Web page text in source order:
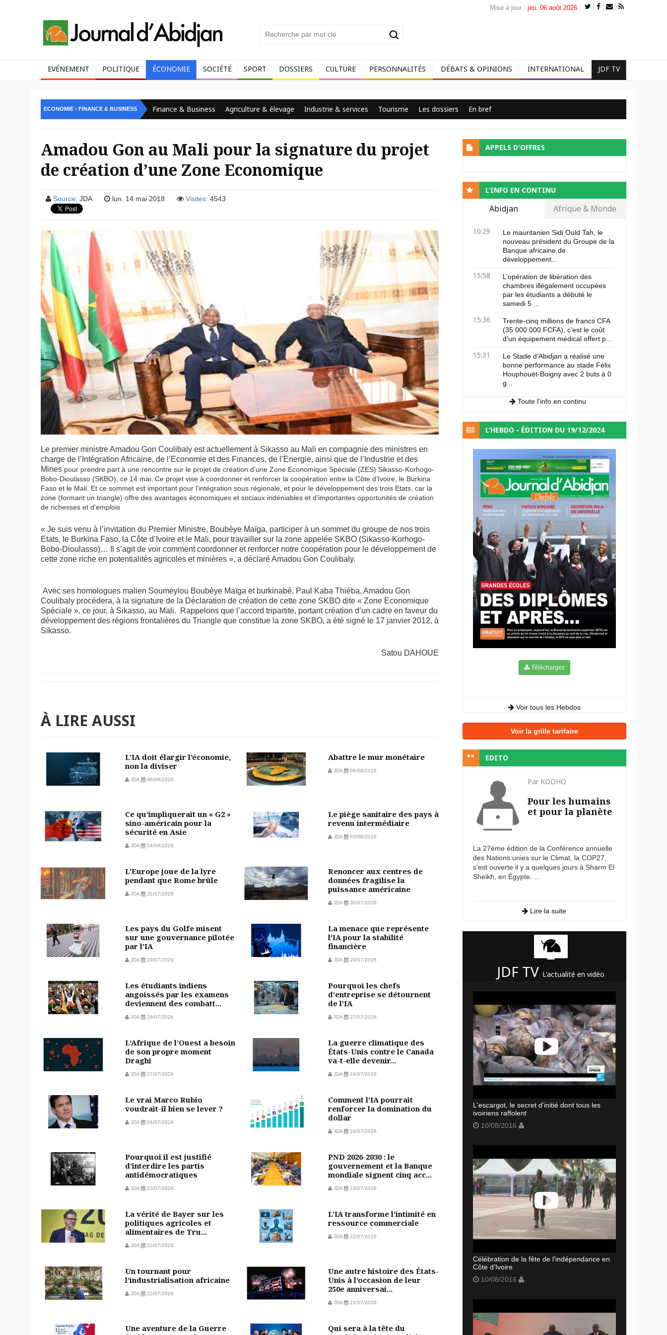
Mise à jour : jeu. 06 août 2026
EVÉNEMENT POLITIQUE ÉCONOMIE SOCIÉTÉ SPORT DOSSIERS CULTURE PERSONNALITÉS DÉBATS & OPINIONS INTERNATIONAL JDF TV
ECONOMIE FINANCE & BUSINESS Finance & Business Agriculture & élevage Industrie & services Tourisme Les dossiers En bref
Amadou Gon au Mali pour la signature du projet
de création d’une Zone Economique
Source: JDA lun. 14 mai 2018 Visites: 4543
Le premier ministre Amadou Gon Coulibaly est actuellement à Sikasso au Mali en compagnie des ministres en
charge de l’Intégration Africaine, de l’Economie et des Finances, de l’Energie, ainsi que de l’Industrie et des
Mines pour prendre part à une rencontre sur le projet de création d’une Zone Economique Spéciale (ZES) Sikasso-Korhogo-
Bobo-Dioulasso (SKBO), ce 14 mai. Ce projet vise à coordonner et renforcer la coopération entre la Côte d’Ivoire, le Burkina
Faso et le Mali. Et ce sommet est important pour l’intégration sous régionale, et pour le développement des trois Etats, car la
zone (formant un triangle) offre des avantages économiques et sociaux indéniables et d’importantes opportunités de création
de richesses et d’emplois
« Je suis venu à l’invitation du Premier Ministre, Boubèye Maïga, participer à un sommet du groupe de nos trois
Etats, le Burkina Faso, la Côte d’Ivoire et le Mali, pour travailler sur la zone appelée SKBO (Sikasso-Korhogo-
Bobo-Dioulasso)… Il s’agit de voir comment coordonner et renforcer notre coopération pour le développement de
cette zone riche en potentialités agricoles et minières », a déclaré Amadou Gon Coulibaly.
Avec ses homologues malien Soumeylou Boubèye Maïga et burkinabé, Paul Kaba Thiéba, Amadou Gon
Coulibaly procédera, à la signature de la Déclaration de création de cette zone SKBO dite « Zone Economique
Spéciale », ce jour, à Sikasso, au Mali. Rappelons que l’accord tripartite, portant création d’un cadre en faveur du
développement des régions frontalières du Triangle que constitue la zone SKBO, a été signé le 17 janvier 2012, à
Sikasso.
Satou DAHOUE
À LIRE AUSSI
L’IA doit élargir l’économie,
non la diviser
JDA 06/08/2026
Abattre le mur monétaire
JDA 06/08/2026
Ce qu’impliquerait un « G2 »
sino-américain pour la
sécurité en Asie
JDA 04/08/2026
Le piège sanitaire des pays à
revenu intermédiaire
JDA 03/08/2026
L'Europe joue de la lyre
pendant que Rome brûle
JDA 31/07/2026
Renoncer aux centres de
données fragilise la
puissance américaine
JDA 30/07/2026
Les pays du Golfe misent
sur une gouvernance pilotée
par l’IA
JDA 29/07/2026
La menace que représente
l'IA pour la stabilité
financière
JDA 29/07/2026
Les étudiants indiens
angoissés par les examens
deviennent des combatt...
JDA 28/07/2026
Pourquoi les chefs
d'entreprise se détournent
de l'IA
JDA 27/07/2026
L’Afrique de l’Ouest a besoin
de son propre moment
Draghi
JDA 27/07/2026
La guerre climatique des
États-Unis contre le Canada
va-t-elle devenir...
JDA 24/07/2026
Le vrai Marco Rubio
voudrait-il bien se lever ?
JDA 24/07/2026
Comment l'IA pourrait
renforcer la domination du
dollar
JDA 24/07/2026
Pourquoi il est justifié
d’interdire les partis
antidémocratiques
JDA 23/07/2026
PND 2026-2030 : le
gouvernement et la Banque
mondiale signent cinq acc...
JDA 23/07/2026
La vérité de Bayer sur les
politiques agricoles et
alimentaires de Tru...
JDA 22/07/2026
L’IA transforme l’intimité en
ressource commerciale
JDA 22/07/2026
Un tournant pour
l’industrialisation africaine
JDA 22/07/2026
Une autre histoire des États-
Unis à l’occasion de leur
250e anniversai...
JDA 21/07/2026
Une aventure de la Guerre
Qui sera à la tête du
APPELS D'OFFRES
L’INFO EN CONTINU
Abidjan Afrique & Monde
10:29
Le mauritanien Sidi Ould Tah, le
nouveau président du Groupe de la
Banque africaine de
développement...
15:58
L’opération de libération des
chambres illégalement occupées
par les étudiants a débuté le
samedi 5 ...
15:36
Trente-cinq millions de francs CFA
(35 000 000 FCFA), c'est le coût
d'un équipement médical offert p...
15:31
Le Stade d’Abidjan a réalisé une
bonne performance au stade Félix
Houphouët-Boigny avec 2 buts à 0
g...
Toute l'info en continu
L’HEBDO - ÉDITION DU 19/12/2024
Téléchargez
Voir tous les Hebdos
Voir la grille tarifaire
EDITO
Par KODHO
Pour les humains
et pour la planète
La 27ème édition de la Conférence annuelle
des Nations unies sur le Climat, la COP27,
s'est ouverte il y a quelques jours à Sharm El
Sheikh, en Égypte. ...
Lire la suite
JDF TV L'actualité en vidéo
L'escargot, le secret d'initié dont tous les
ivoiriens raffolent
10/08/2016
Célébration de la fête de l'indépendance en
Côte d'Ivoire
10/08/2016